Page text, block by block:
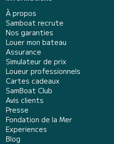
À propos
Samboat recrute
Nos garanties
Louer mon bateau
Assurance
Simulateur de prix
Loueur professionnels
Cartes cadeaux
SamBoat Club
Avis clients
Presse
Fondation de la Mer
Experiences
Blog